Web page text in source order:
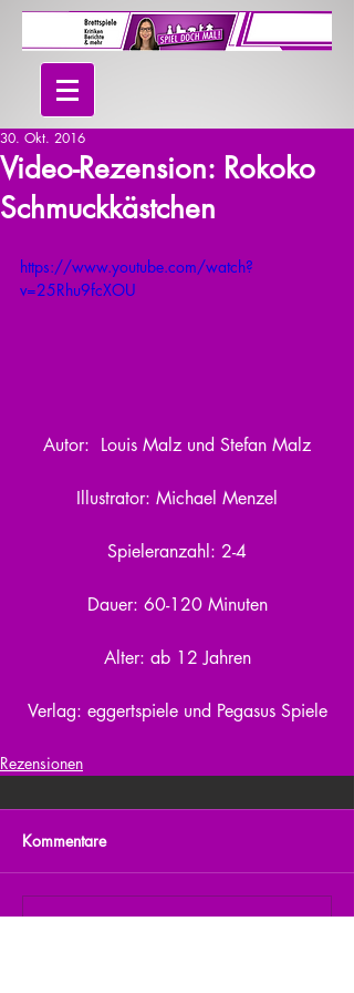
Video-Rezension: Rokoko
Schmuckkästchen
30. Okt. 2016
https://www.youtube.com/watch?
v=25Rhu9fcXOU
Autor:  Louis Malz und Stefan Malz
Illustrator: Michael Menzel
Spieleranzahl: 2-4
Dauer: 60-120 Minuten
Alter: ab 12 Jahren
Verlag: eggertspiele und Pegasus Spiele
Rezensionen
Kommentare